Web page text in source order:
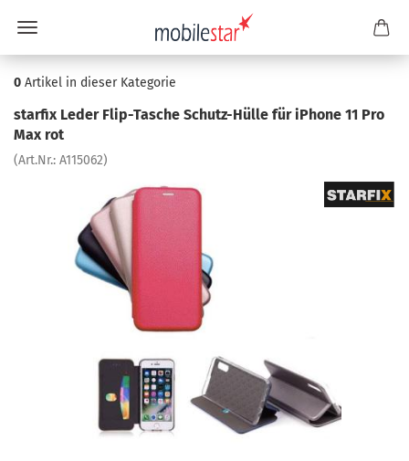
0 Artikel in dieser Kategorie
star­fix Leder Flip-​Tasche Schutz-​Hülle für iPho­ne 11 Pro
Max rot
(Art.Nr.: A115062)